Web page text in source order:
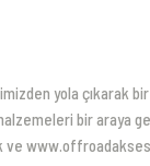
yola çıkarak
bir araya
ve